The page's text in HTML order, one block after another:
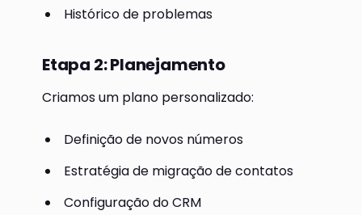
Histórico de problemas
Etapa 2: Planejamento
Criamos um plano personalizado:
Definição de novos números
Estratégia de migração de contatos
Configuração do CRM